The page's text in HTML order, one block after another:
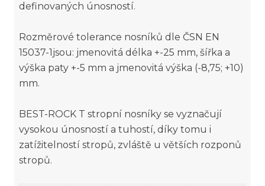
definovaných únosností.
Rozměrové tolerance nosníků dle ČSN EN
15037-1jsou: jmenovitá délka +-25 mm, šířka a
výška paty +-5 mm a jmenovitá výška (-8,75; +10)
mm.
BEST-ROCK T stropní nosníky se vyznačují
vysokou únosností a tuhostí, díky tomu i
zatížitelností stropů, zvláště u větších rozponů
stropů.